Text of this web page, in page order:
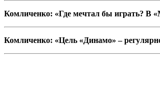
Комличенко: «Где мечтал бы играть? В
Комличенко: «Цель «Динамо» –